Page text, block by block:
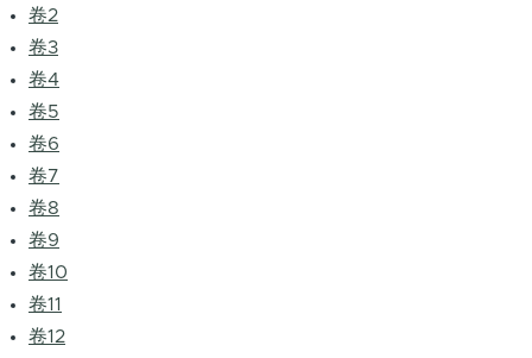
卷2
卷3
卷4
卷5
卷6
卷7
卷8
卷9
卷10
卷11
卷12